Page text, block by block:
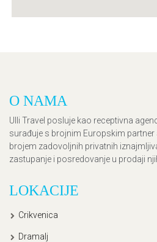
O NAMA
Ulli Travel posluje kao receptivna
surađuje s brojnim Europskim partner
brojem zadovoljnih privatnih
zastupanje i posredovanje u prodaji
LOKACIJE
Crikvenica
Dramalj